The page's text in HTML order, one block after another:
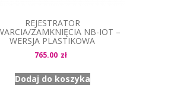
REJESTRATOR
ZAMKNIĘCIA NB-IOT –
WERSJA PLASTIKOWA
765.00 zł
Dodaj do koszyka